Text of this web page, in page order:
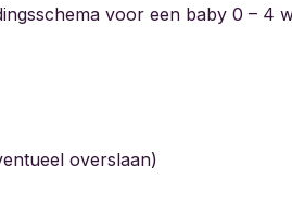
voor een baby 0 – 4
overslaan)